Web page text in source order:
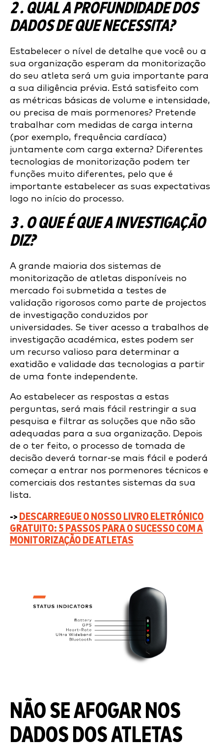
2 . QUAL A PROFUNDIDADE DOS
DADOS DE QUE NECESSITA?
Estabelecer o nível de detalhe que você ou a
sua organização esperam da monitorização
do seu atleta será um guia importante para
a sua diligência prévia. Está satisfeito com
as métricas básicas de volume e intensidade,
ou precisa de mais pormenores? Pretende
trabalhar com medidas de carga interna
(por exemplo, frequência cardíaca)
juntamente com carga externa? Diferentes
tecnologias de monitorização podem ter
funções muito diferentes, pelo que é
importante estabelecer as suas expectativas
logo no início do processo.
3 . O QUE É QUE A INVESTIGAÇÃO
DIZ?
A grande maioria dos sistemas de
monitorização de atletas disponíveis no
mercado foi submetida a testes de
validação rigorosos como parte de projectos
de investigação conduzidos por
universidades. Se tiver acesso a trabalhos de
investigação académica, estes podem ser
um recurso valioso para determinar a
exatidão e validade das tecnologias a partir
de uma fonte independente.
Ao estabelecer as respostas a estas
perguntas, será mais fácil restringir a sua
pesquisa e filtrar as soluções que não são
adequadas para a sua organização. Depois
de o ter feito, o processo de tomada de
decisão deverá tornar-se mais fácil e poderá
começar a entrar nos pormenores técnicos e
comerciais dos restantes sistemas da sua
lista.
-> DESCARREGUE O NOSSO LIVRO ELETRÓNICO
GRATUITO: 5 PASSOS PARA O SUCESSO COM A
MONITORIZAÇÃO DE ATLETAS
NÃO SE AFOGAR NOS
DADOS DOS ATLETAS